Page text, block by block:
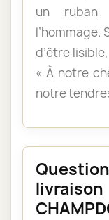
un ruban
d’être
« À notre
notre